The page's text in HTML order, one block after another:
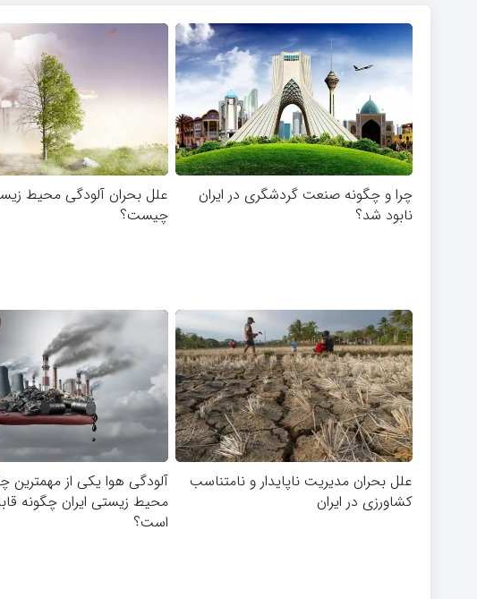
چرا و چگونه صنعت گردشگری در ایران
نابود شد؟
علل بحران آلودگی محیط
چیست؟
علل بحران مدیریت ناپایدار و نامتناسب
کشاورزی در ایران
آلودگی هوا یکی از
محیط زیستی ایران چگونه
است؟